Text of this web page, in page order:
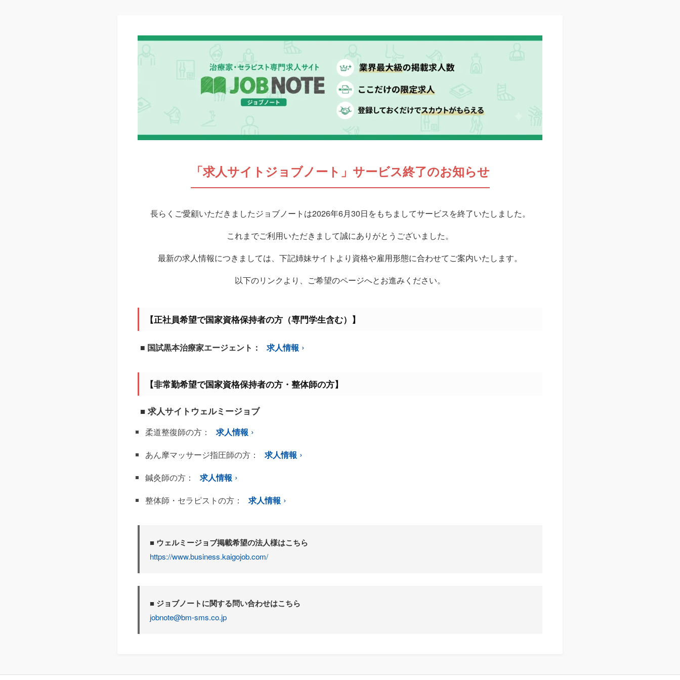
「求人サイトジョブノート」サービス終了のお知らせ
長らくご愛顧いただきましたジョブノートは2026年6月30日をもちましてサービスを終了いたしました。
これまでご利用いただきまして誠にありがとうございました。
最新の求人情報につきましては、下記姉妹サイトより資格や雇用形態に合わせてご案内いたします。
以下のリンクより、ご希望のページへとお進みください。
【正社員希望で国家資格保持者の方（専門学生含む）】
■ 国試黒本治療家エージェント： 求人情報
【非常勤希望で国家資格保持者の方・整体師の方】
■ 求人サイトウェルミージョブ
柔道整復師の方：
求人情報
あん摩マッサージ指圧師の方：
求人情報
鍼灸師の方：
求人情報
整体師・セラピストの方：
求人情報
■ ウェルミージョブ掲載希望の法人様はこちら
https://www.business.kaigojob.com/
■ ジョブノートに関する問い合わせはこちら
jobnote@bm-sms.co.jp